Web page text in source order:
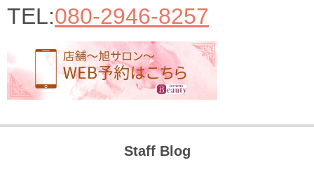
TEL:080-2946-8257
メディア掲載
あなたの最適なコース診断
Staff Blog